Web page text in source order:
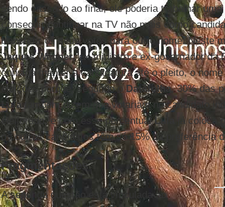
sendo cassado ao final, ele poderia trabalhar uma
conseguir continuar na TV não mais como
transferir os seus votos para outro nome. Neste
Jaques Wagner, ex-ministro e ex-governador da
consiga manter a candidatura até o pleito, o
eleições porque, segundo oDatafolha, 30% das
Lulatambém dizem que votariam no candidato
eleitorado, e com esse percentualLula
já coloca
os outros candidatos têm só 15% da preferência
Fragmentações
A segunda questão está vinculada ao